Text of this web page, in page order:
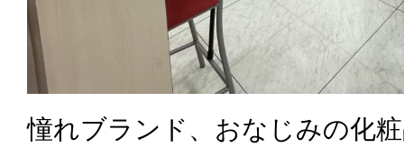
憧れブランド、おなじみの化